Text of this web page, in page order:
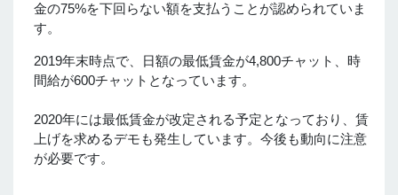
金の75%を下回らない額を支払うことが認められていま
す。
2019年末時点で、日額の最低賃金が4,800チャット、時
間給が600チャットとなっています。
2020年には最低賃金が改定される予定となっており、賃
上げを求めるデモも発生しています。今後も動向に注意
が必要です。